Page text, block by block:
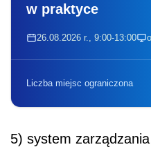
w praktyce
26.08.2026 r., 9:00-13:00
Liczba miejsc ograniczona
5) system